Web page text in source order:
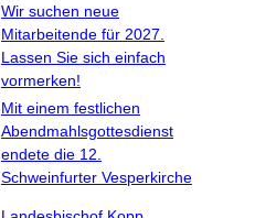
Wir suchen neue
Mitarbeitende für 2027.
Lassen Sie sich einfach
vormerken!
Mit einem festlichen
Abendmahlsgottesdienst
endete die 12.
Schweinfurter Vesperkirche